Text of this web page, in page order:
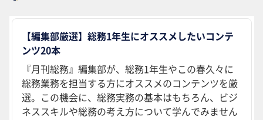
【編集部厳選】総務1年生にオススメしたいコンテ
ンツ20本
『月刊総務』編集部が、総務1年生やこの春久々に
総務業務を担当する方にオススメのコンテンツを厳
選。この機会に、総務実務の基本はもちろん、ビジ
ネススキルや総務の考え方について学んでみません